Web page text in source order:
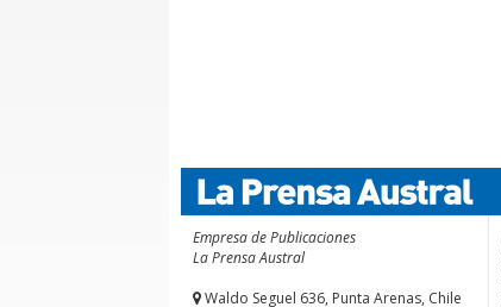
Empresa de Publicaciones
La Prensa Austral
Waldo Seguel 636, Punta Arenas, Chile